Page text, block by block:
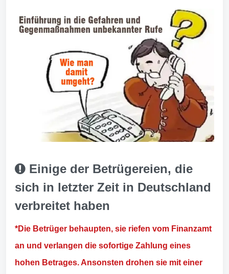
Einige der Betrügereien, die
sich in letzter Zeit in Deutschland
verbreitet haben
*Die Betrüger behaupten, sie riefen vom Finanzamt
an und verlangen die sofortige Zahlung eines
hohen Betrages. Ansonsten drohen sie mit einer